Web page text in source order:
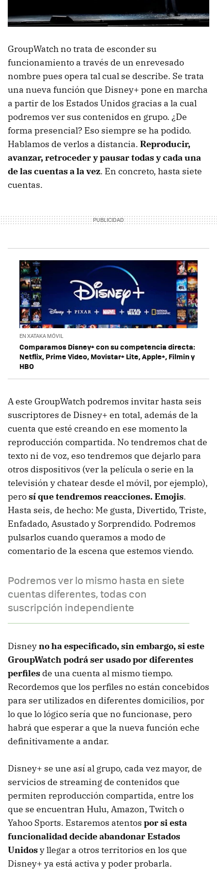
GroupWatch no trata de esconder su
funcionamiento a través de un enrevesado
nombre pues opera tal cual se describe. Se trata
una nueva función que Disney+ pone en marcha
a partir de los Estados Unidos gracias a la cual
podremos ver sus contenidos en grupo. ¿De
forma presencial? Eso siempre se ha podido.
Hablamos de verlos a distancia. Reproducir,
avanzar, retroceder y pausar todas y cada una
de las cuentas a la vez. En concreto, hasta siete
cuentas.
EN XATAKA MÓVIL
Comparamos Disney+ con su competencia directa:
Netflix, Prime Video, Movistar+ Lite, Apple+, Filmin y
HBO
A este GroupWatch podremos invitar hasta seis
suscriptores de Disney+ en total, además de la
cuenta que esté creando en ese momento la
reproducción compartida. No tendremos chat de
texto ni de voz, eso tendremos que dejarlo para
otros dispositivos (ver la película o serie en la
televisión y chatear desde el móvil, por ejemplo),
perosí que tendremos reacciones. Emojis.
Hasta seis, de hecho: Me gusta, Divertido, Triste,
Enfadado, Asustado y Sorprendido. Podremos
pulsarlos cuando queramos a modo de
comentario de la escena que estemos viendo.
Podremos ver lo mismo hasta en siete
cuentas diferentes, todas con
suscripción independiente
Disneyno ha especificado, sin embargo, si este
GroupWatch podrá ser usado por diferentes
perfiles de una cuenta al mismo tiempo.
Recordemos que los perfiles no están concebidos
para ser utilizados en diferentes domicilios, por
lo que lo lógico sería que no funcionase, pero
habrá que esperar a que la nueva función eche
definitivamente a andar.
Disney+ se une así al grupo, cada vez mayor, de
servicios de streaming de contenidos que
permiten reproducción compartida, entre los
que se encuentran Hulu, Amazon, Twitch o
Yahoo Sports. Estaremos atentos por si esta
funcionalidad decide abandonar Estados
Unidosy llegar a otros territorios en los que
Disney+ ya está activa y poder probarla.